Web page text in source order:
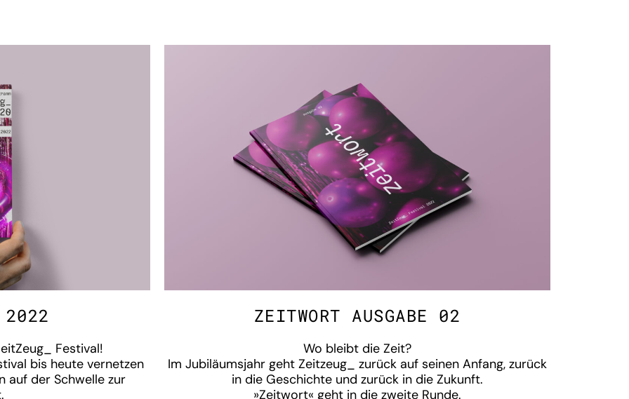
2022
Festival!
bis heute vernetzen
auf der Schwelle zur
ZEITWORT AUSGABE 02
Wo bleibt die Zeit?
Im Jubiläumsjahr geht Zeitzeug_ zurück auf seinen Anfang, zurück
in die Geschichte und zurück in die Zukunft.
»Zeitwort« geht in die zweite Runde.